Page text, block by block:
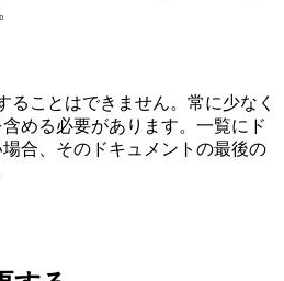
ることはできません。常に少なく
める必要があります。一覧にド
合、そのドキュメントの最後の